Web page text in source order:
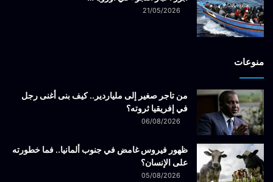
21/05/2026
منوعات
من تاجر صغير إلى ملياردير.. كيف بنى أغنى رجل
في إفريقيا ثروته؟
06/08/2026
ظهور فيروس غامض في جنوب ألمانيا.. فما خطورته
على الإنسان؟
05/08/2026